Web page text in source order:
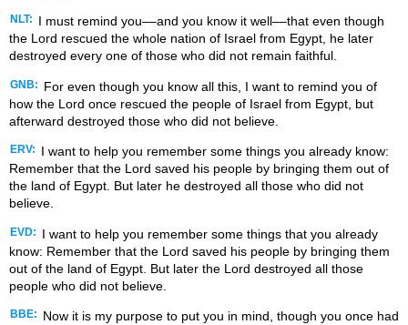
NLT:
I must remind you––and you know it well––that even though
the Lord rescued the whole nation of Israel from Egypt, he later
destroyed every one of those who did not remain faithful.
GNB:
For even though you know all this, I want to remind you of
how the Lord once rescued the people of Israel from Egypt, but
afterward destroyed those who did not believe.
ERV:
I want to help you remember some things you already know:
Remember that the Lord saved his people by bringing them out of
the land of Egypt. But later he destroyed all those who did not
believe.
EVD:
I want to help you remember some things that you already
know: Remember that the Lord saved his people by bringing them
out of the land of Egypt. But later the Lord destroyed all those
people who did not believe.
BBE:
Now it is my purpose to put you in mind, though you once had